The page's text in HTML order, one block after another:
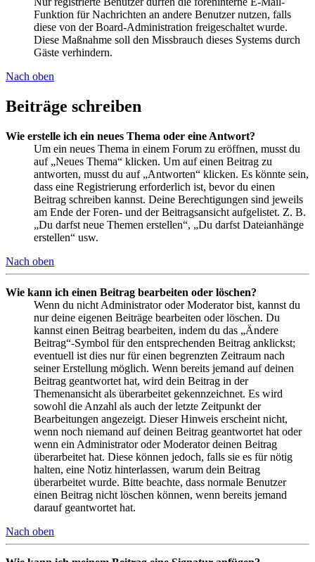
Funktion für Nachrichten an andere Benutzer nutzen, falls
diese von der Board-Administration freigeschaltet wurde.
Diese Maßnahme soll den Missbrauch dieses Systems durch
Gäste verhindern.
Nach oben
Beiträge schreiben
Wie erstelle ich ein neues Thema oder eine Antwort?
Um ein neues Thema in einem Forum zu eröffnen, musst du
auf „Neues Thema“ klicken. Um auf einen Beitrag zu
antworten, musst du auf „Antworten“ klicken. Es könnte sein,
dass eine Registrierung erforderlich ist, bevor du einen
Beitrag schreiben kannst. Deine Berechtigungen sind jeweils
am Ende der Foren- und der Beitragsansicht aufgelistet. Z. B.
„Du darfst neue Themen erstellen“, „Du darfst Dateianhänge
erstellen“ usw.
Nach oben
Wie kann ich einen Beitrag bearbeiten oder löschen?
Wenn du nicht Administrator oder Moderator bist, kannst du
nur deine eigenen Beiträge bearbeiten oder löschen. Du
kannst einen Beitrag bearbeiten, indem du das „Ändere
Beitrag“-Symbol für den entsprechenden Beitrag anklickst;
eventuell ist dies nur für einen begrenzten Zeitraum nach
seiner Erstellung möglich. Wenn bereits jemand auf deinen
Beitrag geantwortet hat, wird dein Beitrag in der
Themenansicht als überarbeitet gekennzeichnet. Es wird
sowohl die Anzahl als auch der letzte Zeitpunkt der
Bearbeitungen angezeigt. Dieser Hinweis erscheint nicht,
wenn noch niemand auf deinen Beitrag geantwortet hat oder
wenn ein Administrator oder Moderator deinen Beitrag
überarbeitet hat. Diese können jedoch, falls sie es für nötig
halten, eine Notiz hinterlassen, warum dein Beitrag
überarbeitet wurde. Bitte beachte, dass normale Benutzer
einen Beitrag nicht löschen können, wenn bereits jemand
darauf geantwortet hat.
Nach oben